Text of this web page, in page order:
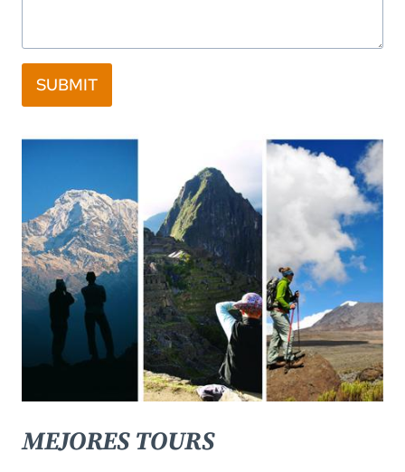
SUBMIT
MEJORES TOURS